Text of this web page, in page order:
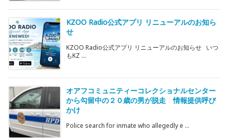
KZOO Radio公式アプリ リニューアルのお知ら
せ
KZOO Radio公式アプリ リニューアルのお知らせ いつ
もKZ ...
オアフコミュニティーコレクショナルセンター
から勾留中の２０歳の男が脱走 情報提供呼び
かけ
Police search for inmate who allegedly e ...